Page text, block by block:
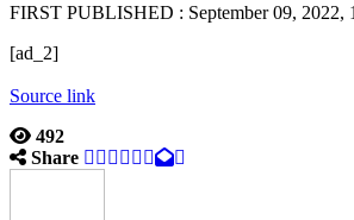
FIRST PUBLISHED : September 09, 2022,
[ad_2]
Source link
492
Share